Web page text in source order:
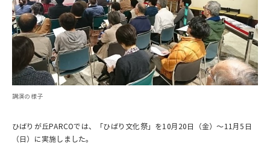
講演の様子
ひばりが丘PARCOでは、「ひばり文化祭」を10月20日（金）～11月5日
（日）に実施しました。